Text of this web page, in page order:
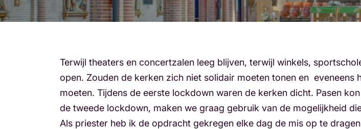
Terwijl theaters en concertzalen leeg blijven, terwijl winkels,
open. Zouden de kerken zich niet solidair moeten tonen en
moeten. Tijdens de eerste lockdown waren de kerken dicht. Pasen
de tweede lockdown, maken we graag gebruik van de mogelijkheid
Als priester heb ik de opdracht gekregen elke dag de mis op te